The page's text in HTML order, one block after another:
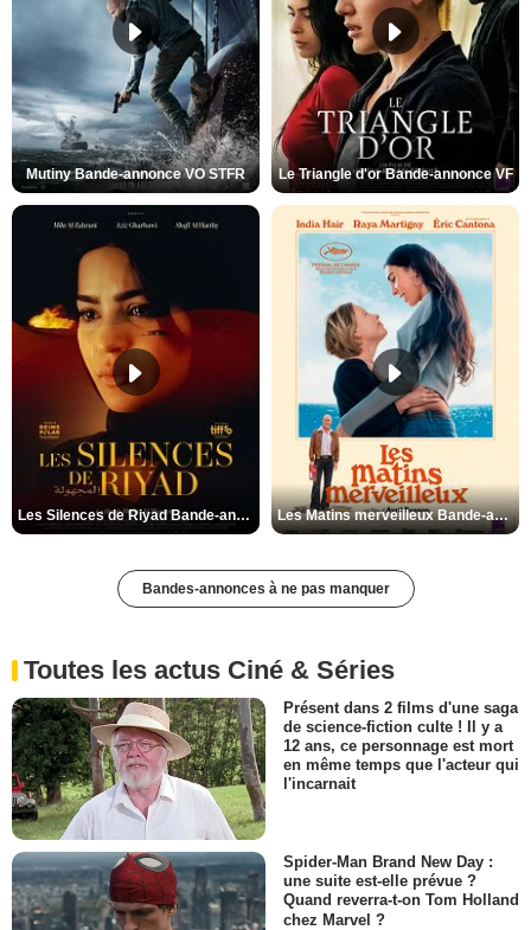
Mutiny Bande-annonce VO STFR Le Triangle d'or Bande-annonce VF
Les Silences de Riyad Bande-annonce VO STFR Les Matins merveilleux Bande-annonce VF
Bandes-annonces à ne pas manquer
Toutes les actus Ciné & Séries
Présent dans 2 films d'une saga
de science-fiction culte ! Il y a
12 ans, ce personnage est mort
en même temps que l'acteur qui
l'incarnait
Spider-Man Brand New Day :
une suite est-elle prévue ?
Quand reverra-t-on Tom Holland
chez Marvel ?